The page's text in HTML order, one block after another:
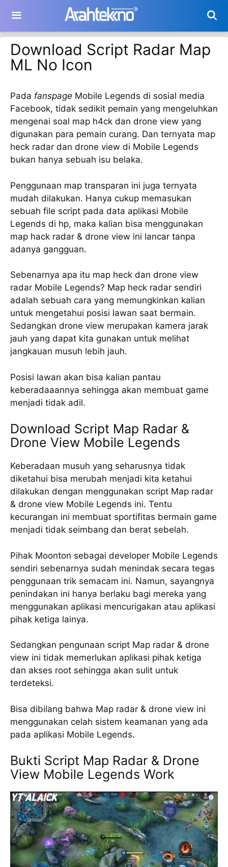
isi
Download Script Radar Map
ML No Icon
Pada fanspage Mobile Legends di sosial media
Facebook, tidak sedikit pemain yang mengeluhkan
mengenai soal map h4ck dan drone view yang
digunakan para pemain curang. Dan ternyata map
heck radar dan drone view di Mobile Legends
bukan hanya sebuah isu belaka.
Penggunaan map transparan ini juga ternyata
mudah dilakukan. Hanya cukup memasukan
sebuah file script pada data aplikasi Mobile
Legends di hp, maka kalian bisa menggunakan
map hack radar & drone view ini lancar tanpa
adanya gangguan.
Sebenarnya apa itu map heck dan drone view
radar Mobile Legends? Map heck radar sendiri
adalah sebuah cara yang memungkinkan kalian
untuk mengetahui posisi lawan saat bermain.
Sedangkan drone view merupakan kamera jarak
jauh yang dapat kita gunakan untuk melihat
jangkauan musuh lebih jauh.
Posisi lawan akan bisa kalian pantau
keberadaaannya sehingga akan membuat game
menjadi tidak adil.
Download Script Map Radar &
Drone View Mobile Legends
Keberadaan musuh yang seharusnya tidak
diketahui bisa merubah menjadi kita ketahui
dilakukan dengan menggunakan script Map radar
& drone view Mobile Legends ini. Tentu
kecurangan ini membuat sportifitas bermain game
menjadi tidak seimbang dan berat sebelah.
Pihak Moonton sebagai developer Mobile Legends
sendiri sebenarnya sudah menindak secara tegas
penggunaan trik semacam ini. Namun, sayangnya
penindakan ini hanya berlaku bagi mereka yang
menggunakan aplikasi mencurigakan atau aplikasi
pihak ketiga lainya.
Sedangkan pengunaan script Map radar & drone
view ini tidak memerlukan aplikasi pihak ketiga
dan akses root sehingga akan sulit untuk
terdeteksi.
Bisa dibilang bahwa Map radar & drone view ini
menggunakan celah sistem keamanan yang ada
pada aplikasi Mobile Legends.
Bukti Script Map Radar & Drone
View Mobile Legends Work